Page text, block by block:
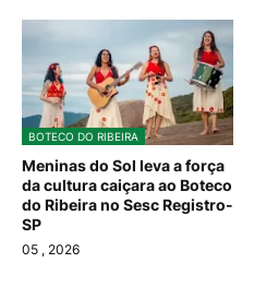
BOTECO DO RIBEIRA
Meninas do Sol leva a força
da cultura caiçara ao Boteco
do Ribeira no Sesc Registro-
SP
05 , 2026